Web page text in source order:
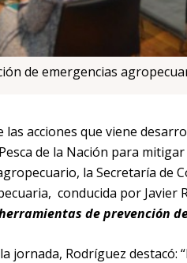
de emergencias
las acciones que viene
de la Nación para
la Secretaría de
conducida por Javier
de prevención
jornada, Rodríguez